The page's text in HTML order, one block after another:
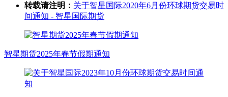
转载请注明： 关于智星国际2020年6月份环球期货交易时
间通知 - 智星国际期货
智星期货2025年春节假期通知